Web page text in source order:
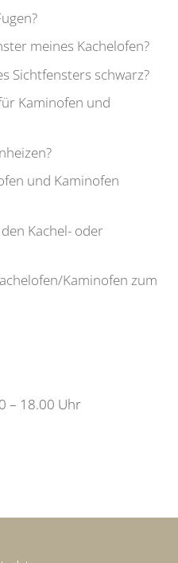
meines Kachelofen?
Sichtfensters schwarz?
Kaminofen und
und Kaminofen
Kachel- oder
Kaminofen zum
– 18.00 Uhr